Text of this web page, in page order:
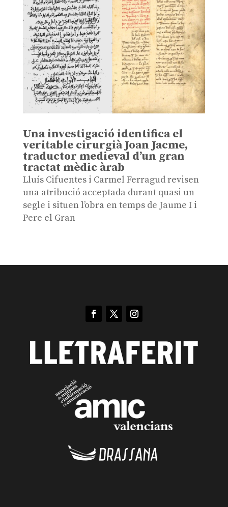
Una investigació identifica el
veritable cirurgià Joan Jacme,
traductor medieval d’un gran
tractat mèdic àrab
Lluís Cifuentes i Carmel Ferragud revisen
una atribució acceptada durant quasi un
segle i situen l’obra en temps de Jaume I i
Pere el Gran